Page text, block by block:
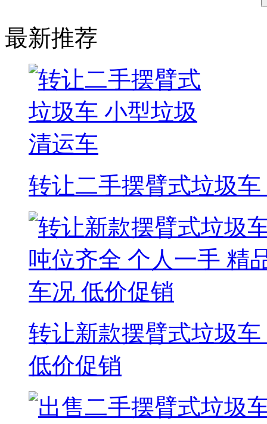
最新推荐
转让二手摆臂式垃圾
转让新款摆臂式垃圾
低价促销